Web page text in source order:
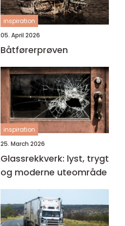
inspiration
05. April 2026
Båtførerprøven
inspiration
25. March 2026
Glassrekkverk: lyst, trygt
og moderne uteområde